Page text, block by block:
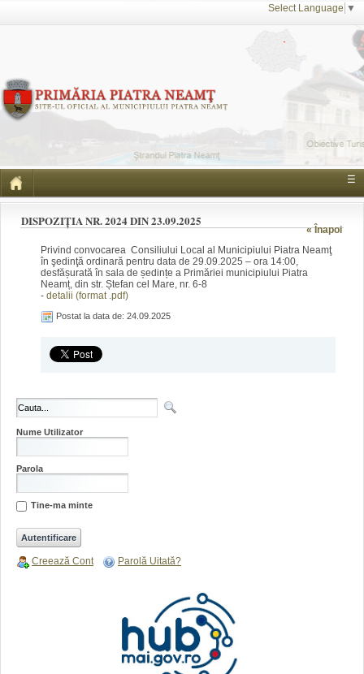
Select Language ▼
☰
« Înapoi
DISPOZIȚIA NR. 2024 DIN 23.09.2025
Privind convocarea Consiliului Local al Municipiului Piatra Neamţ
în şedinţă ordinară pentru data de 29.09.2025 – ora 14:00,
desfășurată în sala de ședințe a Primăriei municipiului Piatra
Neamț, din str. Ștefan cel Mare, nr. 6-8
- detalii (format .pdf)
Postat la data de: 24.09.2025
Nume Utilizator
Parola
Tine-ma minte
Creează Cont Parolă Uitată?